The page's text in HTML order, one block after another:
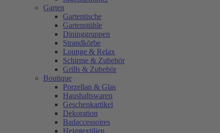
Garten
Gartentische
Gartenstühle
Dininggruppen
Strandkörbe
Lounge & Relax
Schirme & Zubehör
Grills & Zubehör
Boutique
Porzellan & Glas
Haushaltswaren
Geschenkartikel
Dekoration
Badaccessoires
Heimtextilien